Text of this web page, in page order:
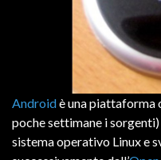
Androidè una piattaforma
poche settimane i
sistema operativo Linux e